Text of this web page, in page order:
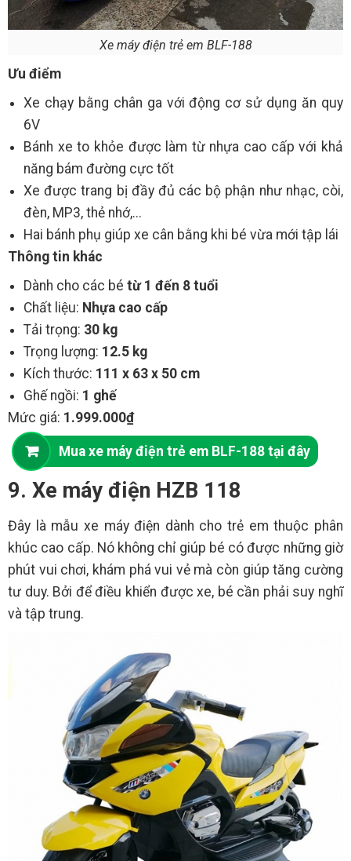
Xe máy điện trẻ em BLF-188
Ưu điểm
Xe chạy bằng chân ga với động cơ sử dụng ăn quy
6V
Bánh xe to khỏe được làm từ nhựa cao cấp với khả
năng bám đường cực tốt
Xe được trang bị đầy đủ các bộ phận như nhạc, còi,
đèn, MP3, thẻ nhớ,...
Hai bánh phụ giúp xe cân bằng khi bé vừa mới tập lái
Thông tin khác
Dành cho các bé từ 1 đến 8 tuổi
Chất liệu: Nhựa cao cấp
Tải trọng: 30 kg
Trọng lượng: 12.5 kg
Kích thước: 111 x 63 x 50 cm
Ghế ngồi: 1 ghế
Mức giá: 1.999.000₫
Mua xe máy điện trẻ em BLF-188 tại đây
9. Xe máy điện HZB 118
Đây là mẫu xe máy điện dành cho trẻ em thuộc phân
khúc cao cấp. Nó không chỉ giúp bé có được những giờ
phút vui chơi, khám phá vui vẻ mà còn giúp tăng cường
tư duy. Bởi để điều khiển được xe, bé cần phải suy nghĩ
và tập trung.